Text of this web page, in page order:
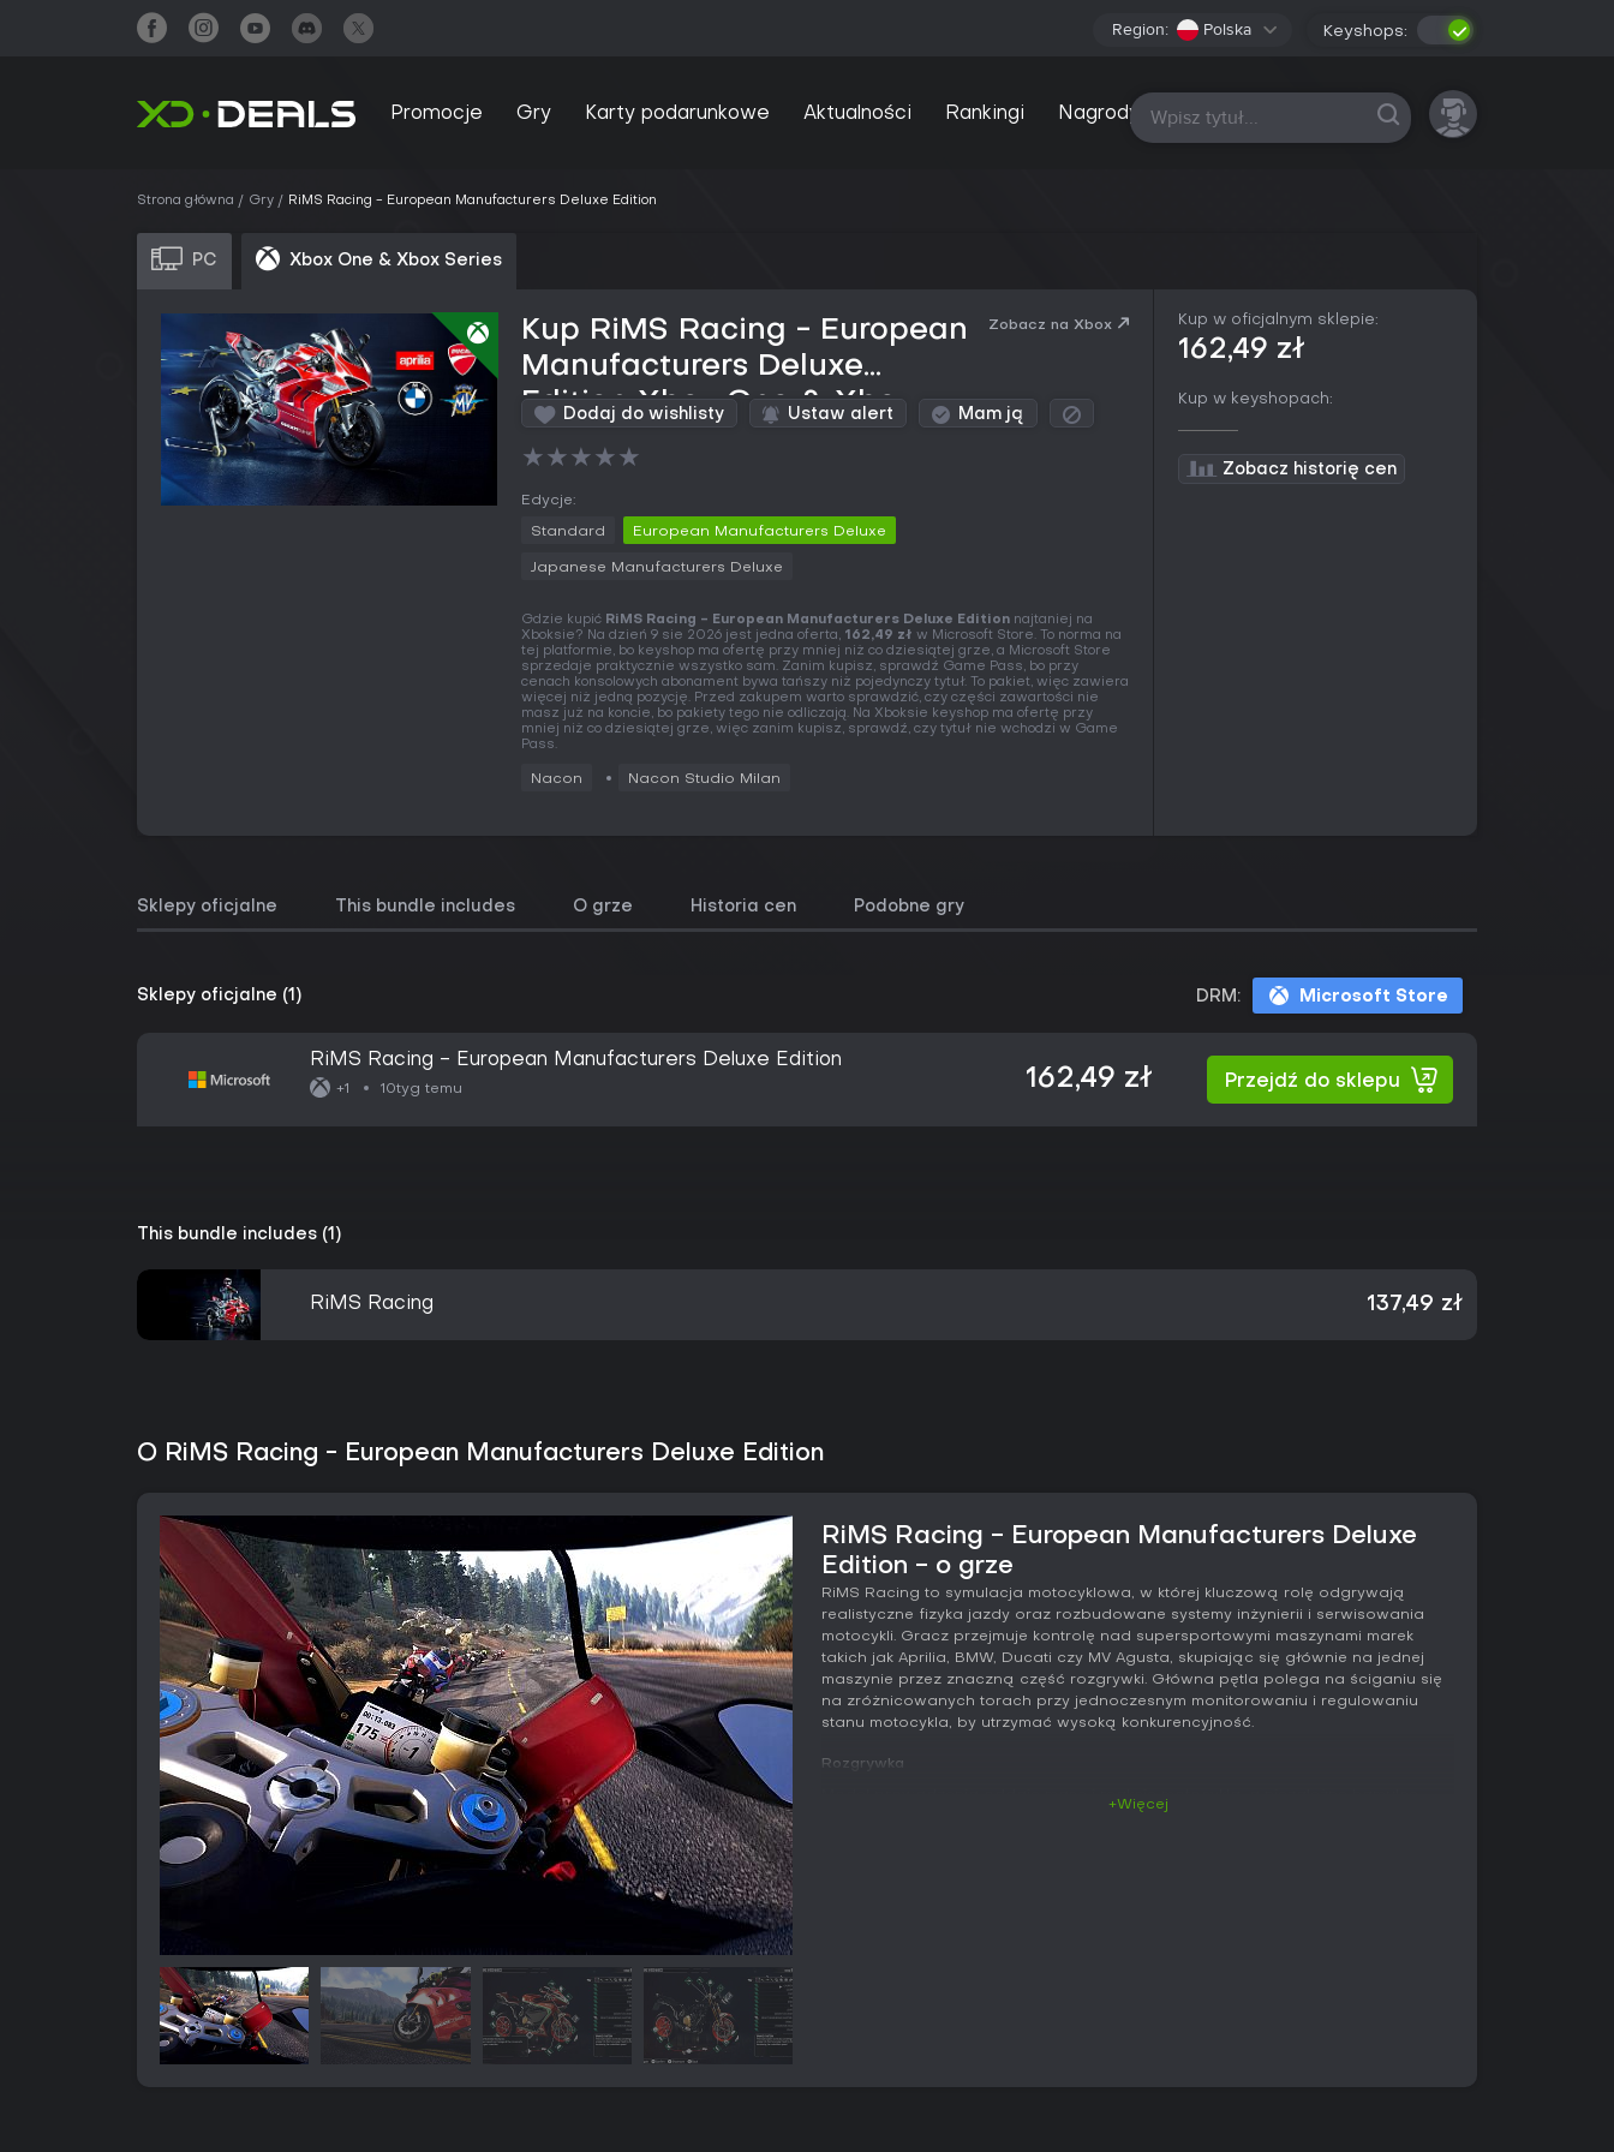
Region: Polska Keyshops:
Promocje Gry Karty podarunkowe Aktualności Rankingi Nagrody Wszystkie platformy
Strona główna Gry RiMS Racing - European Manufacturers Deluxe Edition
PC Xbox One & Xbox Series
Kup RiMS Racing - European
Manufacturers Deluxe
Edition Xbox One & Xbox
Zobacz na Xbox
Dodaj do wishlisty Ustaw alert Mam ją
★★★★★
Edycje:
Standard European Manufacturers Deluxe
Japanese Manufacturers Deluxe
Gdzie kupić RiMS Racing - European Manufacturers Deluxe Edition najtaniej na
Xboksie? Na dzień 9 sie 2026 jest jedna oferta, 162,49 zł w Microsoft Store. To norma na
tej platformie, bo keyshop ma ofertę przy mniej niż co dziesiątej grze, a Microsoft Store
sprzedaje praktycznie wszystko sam. Zanim kupisz, sprawdź Game Pass, bo przy
cenach konsolowych abonament bywa tańszy niż pojedynczy tytuł. To pakiet, więc zawiera
więcej niż jedną pozycję. Przed zakupem warto sprawdzić, czy części zawartości nie
masz już na koncie, bo pakiety tego nie odliczają. Na Xboksie keyshop ma ofertę przy
mniej niż co dziesiątej grze, więc zanim kupisz, sprawdź, czy tytuł nie wchodzi w Game
Pass.
Nacon Nacon Studio Milan
Kup w oficjalnym sklepie:
162,49 zł
Kup w keyshopach:
Zobacz historię cen
Sklepy oficjalne This bundle includes O grze Historia cen Podobne gry
Sklepy oficjalne (1) DRM: Microsoft Store
RiMS Racing - European Manufacturers Deluxe Edition
+1 10tyg temu 162,49 zł Przejdź do sklepu
This bundle includes (1)
RiMS Racing 137,49 zł
O RiMS Racing - European Manufacturers Deluxe Edition
RiMS Racing - European Manufacturers Deluxe
Edition - o grze
RiMS Racing to symulacja motocyklowa, w której kluczową rolę odgrywają
realistyczne fizyka jazdy oraz rozbudowane systemy inżynierii i serwisowania
motocykli. Gracz przejmuje kontrolę nad supersportowymi maszynami marek
takich jak Aprilia, BMW, Ducati czy MV Agusta, skupiając się głównie na jednej
maszynie przez znaczną część rozgrywki. Główna pętla polega na ściganiu się
na zróżnicowanych torach przy jednoczesnym monitorowaniu i regulowaniu
stanu motocykla, by utrzymać wysoką konkurencyjność.
Rozgrywka
przednie i tylne wymagają precyzyjnego wyczucia, by nie stracić kontroli.
+Więcej